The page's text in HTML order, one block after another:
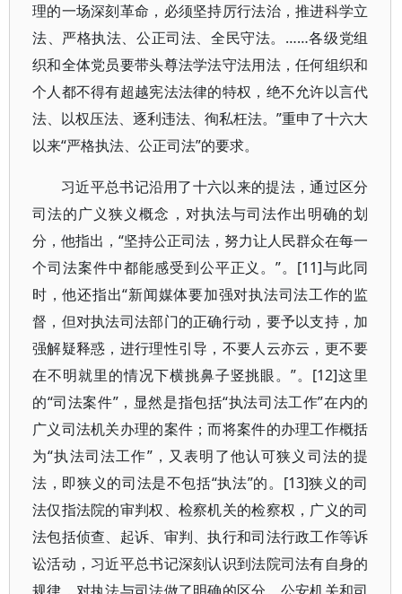
理的一场深刻革命，必须坚持厉行法治，推进科学立
法、严格执法、公正司法、全民守法。……各级党组
织和全体党员要带头尊法学法守法用法，任何组织和
个人都不得有超越宪法法律的特权，绝不允许以言代
法、以权压法、逐利违法、徇私枉法。”重申了十六大
以来“严格执法、公正司法”的要求。
习近平总书记沿用了十六以来的提法，通过区分
司法的广义狭义概念，对执法与司法作出明确的划
分，他指出，“坚持公正司法，努力让人民群众在每一
个司法案件中都能感受到公平正义。”。[11]与此同
时，他还指出“新闻媒体要加强对执法司法工作的监
督，但对执法司法部门的正确行动，要予以支持，加
强解疑释惑，进行理性引导，不要人云亦云，更不要
在不明就里的情况下横挑鼻子竖挑眼。”。[12]这里
的“司法案件”，显然是指包括“执法司法工作”在内的
广义司法机关办理的案件；而将案件的办理工作概括
为“执法司法工作”，又表明了他认可狭义司法的提
法，即狭义的司法是不包括“执法”的。[13]狭义的司
法仅指法院的审判权、检察机关的检察权，广义的司
法包括侦查、起诉、审判、执行和司法行政工作等诉
讼活动，习近平总书记深刻认识到法院司法有自身的